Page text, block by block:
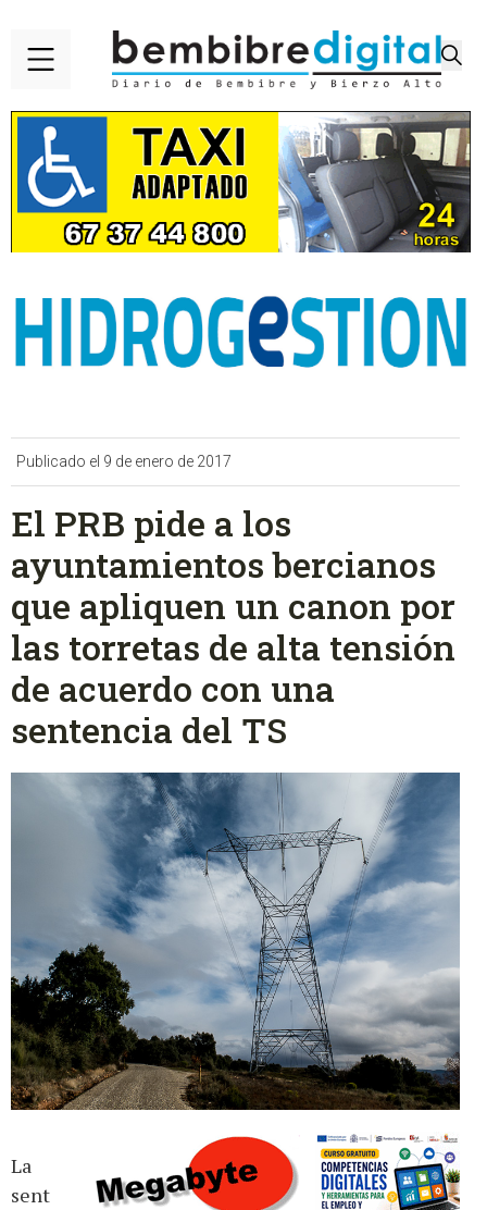
Publicado el 9 de enero de 2017
El PRB pide a los
ayuntamientos bercianos
que apliquen un canon por
las torretas de alta tensión
de acuerdo con una
sentencia del TS
La
sent